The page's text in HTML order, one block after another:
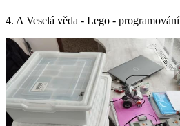
4. A Veselá věda - Lego - programování